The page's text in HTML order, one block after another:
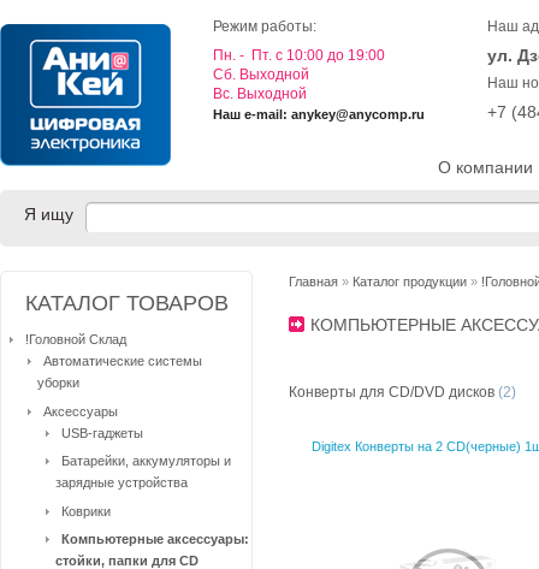
О компании
Режим работы:
Пн. - Пт. с 10:00 до 19:00
Cб. Выходной
Вс. Выходной
Наш e-mail: anykey@anycomp.ru
Наш
ул.
Наш
+7
Я ищу
Главная » Каталог продукции »
КОМПЬЮТЕРНЫЕ
Конверты для CD/DVD дисков (2)
Digitex Конверты на 2 CD(черные)
КАТАЛОГ ТОВАРОВ
!Головной Склад
Автоматические системы
уборки
Аксессуары
USB-гаджеты
Батарейки, аккумуляторы и
зарядные устройства
Коврики
Компьютерные аксессуары:
стойки, папки для CD